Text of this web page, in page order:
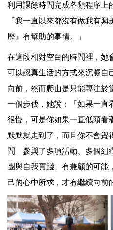
利用課餘時間完成各類程序上
「我一直以來都沒有做我有
歷』有幫助的事情。」
在這段相對空白的時間裡，她
可以認真生活的方式來沉澱自
向前，然而爬山是只能專注於
一個步伐，她說：「如果一直
很慢，可是你如果一直低頭看
默默就走到了，而且你不會覺
間，參與了多項活動、多個組
團與自我實踐」有兼顧的可能
己的心中所求，才有繼續向前